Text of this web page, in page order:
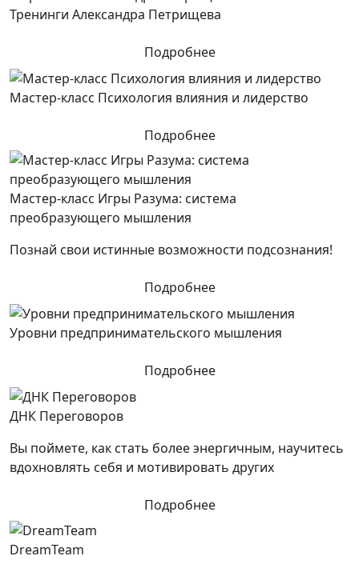
Тренинги Александра Петрищева
Подробнее
Мастер-класс Психология влияния и лидерство
Подробнее
Мастер-класс Игры Разума: система
преобразующего мышления
Познай свои истинные возможности подсознания!
Подробнее
Уровни предпринимательского мышления
Подробнее
ДНК Переговоров
Вы поймете, как стать более энергичным, научитесь
вдохновлять себя и мотивировать других
Подробнее
DreamTeam